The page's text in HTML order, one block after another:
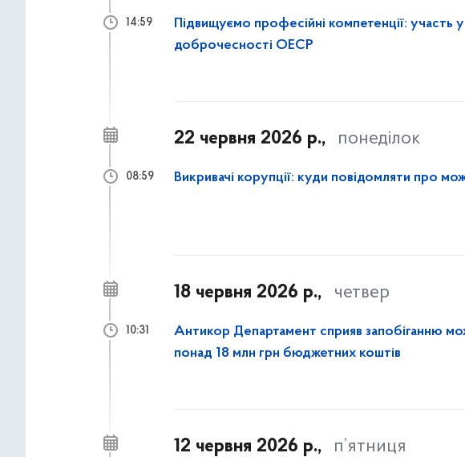
Підвищуємо професійні компетенції: участь
доброчесності ОЕСР
14:59
22 червня 2026 р., понеділок
Викривачі корупції: куди повідомляти про
08:59
18 червня 2026 р., четвер
Антикор Департамент сприяв запобіганню
понад 18 млн грн бюджетних коштів
10:31
12 червня 2026 р., п’ятниця